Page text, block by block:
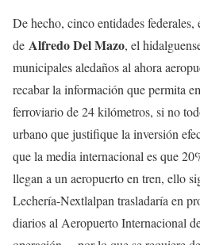
De hecho, cinco entidades
de Alfredo Del Mazo, el
municipales aledaños al ahora
recabar la información que permita
ferroviario de 24 kilómetros, si no
urbano que justifique la inversión
que la media internacional es que
llegan a un aeropuerto en tren, ello
Lechería-Nextlalpan trasladaría en
diarios al Aeropuerto Internacional